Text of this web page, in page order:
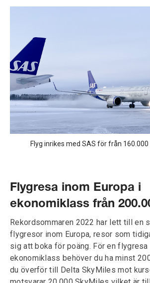
Flyg inrikes med SAS för från 160.000
Flygresa inom Europa i
ekonomiklass från
Rekordsommaren 2022 har lett till en
flygresor inom Europa, resor som
sig att boka för poäng. För en flygresa
ekonomiklass behöver du ha minst
du överför till Delta SkyMiles mot